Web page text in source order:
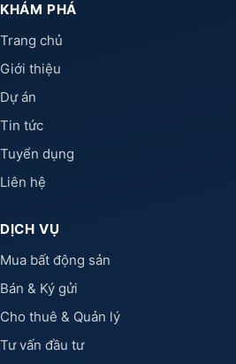
KHÁM PHÁ
Trang chủ
Giới thiệu
Dự án
Tin tức
Tuyển dụng
Liên hệ
DỊCH VỤ
Mua bất động sản
Bán & Ký gửi
Cho thuê & Quản lý
Tư vấn đầu tư